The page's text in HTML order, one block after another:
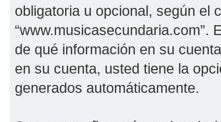
obligatoria u opcional, según el
“www.musicasecundaria.com”.
de qué información en su
en su cuenta, usted tiene la
generados automáticamente.